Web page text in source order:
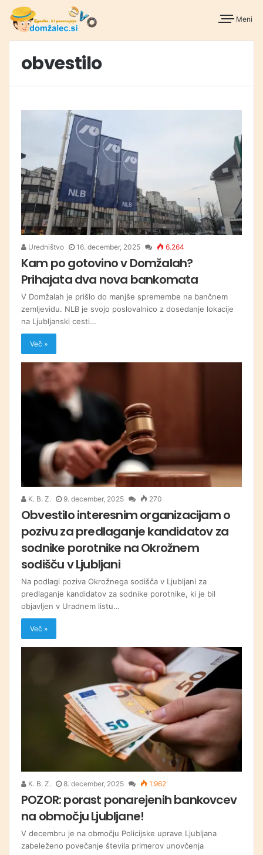
Meni
obvestilo
Uredništvo 16. december, 2025 6.264
Kam po gotovino v Domžalah?
Prihajata dva nova bankomata
V Domžalah je prišlo do manjše spremembe na bančnem
zemljevidu. NLB je svojo poslovalnico z dosedanje lokacije
na Ljubljanski cesti…
Več »
K. B. Z. 9. december, 2025 270
Obvestilo interesnim organizacijam o
pozivu za predlaganje kandidatov za
sodnike porotnike na Okrožnem
sodišču v Ljubljani
Na podlagi poziva Okrožnega sodišča v Ljubljani za
predlaganje kandidatov za sodnike porotnike, ki je bil
objavljen v Uradnem listu…
Več »
K. B. Z. 8. december, 2025 1.962
POZOR: porast ponarejenih bankovcev
na območju Ljubljane!
V decembru je na območju Policijske uprave Ljubljana
zabeleženo povečanje števila primerov unovčenja